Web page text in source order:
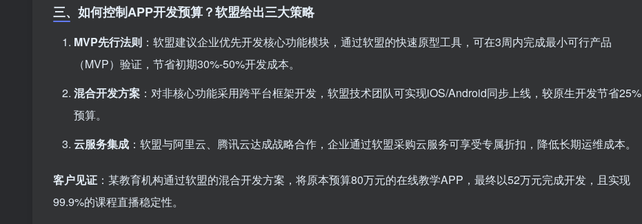
三、如何控制APP开发预算？软盟给出三大策略
MVP先行法则 ：软盟建议企业优先开发核心功能模块，通过软盟的快速原型工具，可在3周内完成最小可行产品
（MVP）验证，节省初期30%-50%开发成本。
混合开发方案 ：对非核心功能采用跨平台框架开发，软盟技术团队可实现iOS/Android同步上线，较原生开发节省25%
预算。
云服务集成 ：软盟与阿里云、腾讯云达成战略合作，企业通过软盟采购云服务可享受专属折扣，降低长期运维成本。
客户见证 ：某教育机构通过软盟的混合开发方案，将原本预算80万元的在线教学APP，最终以52万元完成开发，且实现
99.9%的课程直播稳定性。